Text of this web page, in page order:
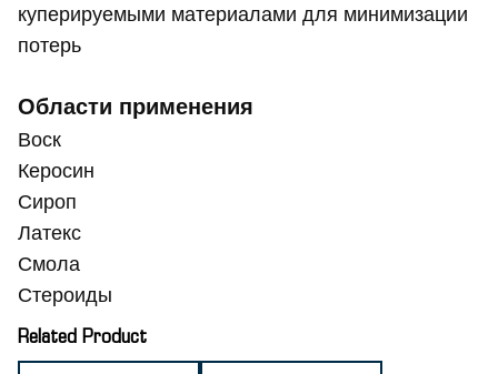
куперируемыми материалами для минимизации
потерь
Области применения
Воск
Керосин
Сироп
Латекс
Смола
Стероиды
Related Product